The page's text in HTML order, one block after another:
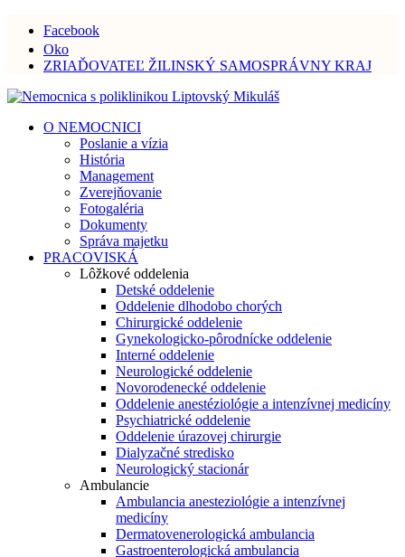
Facebook
Oko
ZRIAĎOVATEĽ ŽILINSKÝ SAMOSPRÁVNY KRAJ
O NEMOCNICI
Poslanie a vízia
História
Management
Zverejňovanie
Fotogaléria
Dokumenty
Správa majetku
PRACOVISKÁ
Lôžkové oddelenia
Detské oddelenie
Oddelenie dlhodobo chorých
Chirurgické oddelenie
Gynekologicko-pôrodnícke oddelenie
Interné oddelenie
Neurologické oddelenie
Novorodenecké oddelenie
Oddelenie anestéziológie a intenzívnej medicíny
Psychiatrické oddelenie
Oddelenie úrazovej chirurgie
Dialyzačné stredisko
Neurologický stacionár
Ambulancie
Ambulancia anesteziológie a intenzívnej
medicíny
Dermatovenerologická ambulancia
Gastroenterologická ambulancia